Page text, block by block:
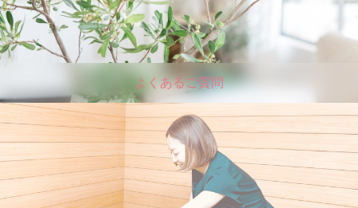
よくあるご質問